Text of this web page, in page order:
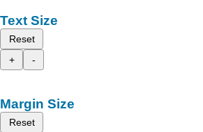
Text Size
Reset
+
-
Margin Size
Reset